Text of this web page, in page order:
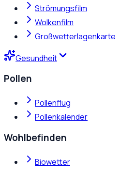
Strömungsfilm
Wolkenfilm
Großwetterlagenkarte
Gesundheit
Pollen
Pollenflug
Pollenkalender
Wohlbefinden
Biowetter